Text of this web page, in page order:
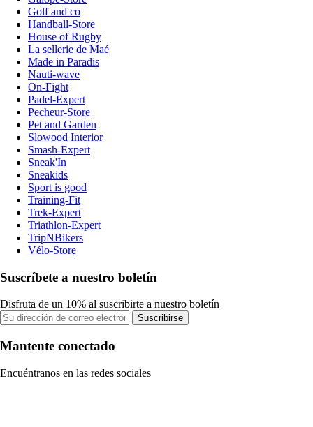
Golf and co
Handball-Store
House of Rugby
La sellerie de Maé
Made in Paradis
Nauti-wave
On-Fight
Padel-Expert
Pecheur-Store
Pet and Garden
Slowood Interior
Smash-Expert
Sneak'In
Sneakids
Sport is good
Training-Fit
Trek-Expert
Triathlon-Expert
TripNBikers
Vélo-Store
Suscríbete a nuestro boletín
Disfruta de un 10% al suscribirte a nuestro boletín
Suscribirse
Mantente conectado
Encuéntranos en las redes sociales